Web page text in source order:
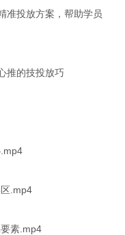
准投放方案，帮助学员
推的技投放巧
.mp4
素.mp4